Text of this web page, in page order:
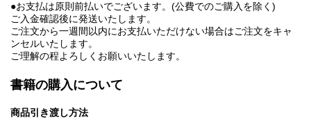
●お支払は原則前払いでございます。(公費でのご購入を除く)
ご入金確認後に発送いたします。
ご注文から一週間以内にお支払いただけない場合はご注文をキャ
ンセルいたします。
ご理解の程よろしくお願いいたします。
書籍の購入について
商品引き渡し方法